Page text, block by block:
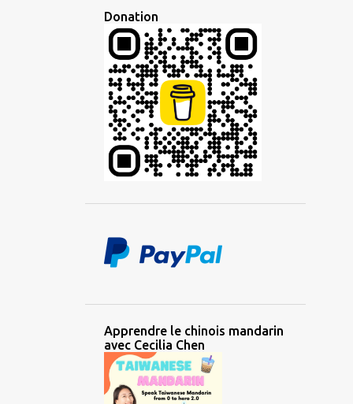
janvier 2023
2022
octobre 2022
août 2022
juillet 2022
mai 2022
mars 2022
février 2022
1
janvier 2022
2021
août 2021
juillet 2021
juin 2021
Donation
Apprendre le chinois mandarin
avec Cecilia Chen